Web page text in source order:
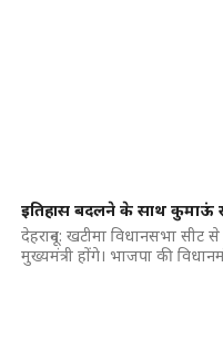
इतिहास बदलने के साथ कुमाऊं से
देहरादून: खटीमा विधानसभा सीट
मुख्यमंत्री होंगे। भाजपा की